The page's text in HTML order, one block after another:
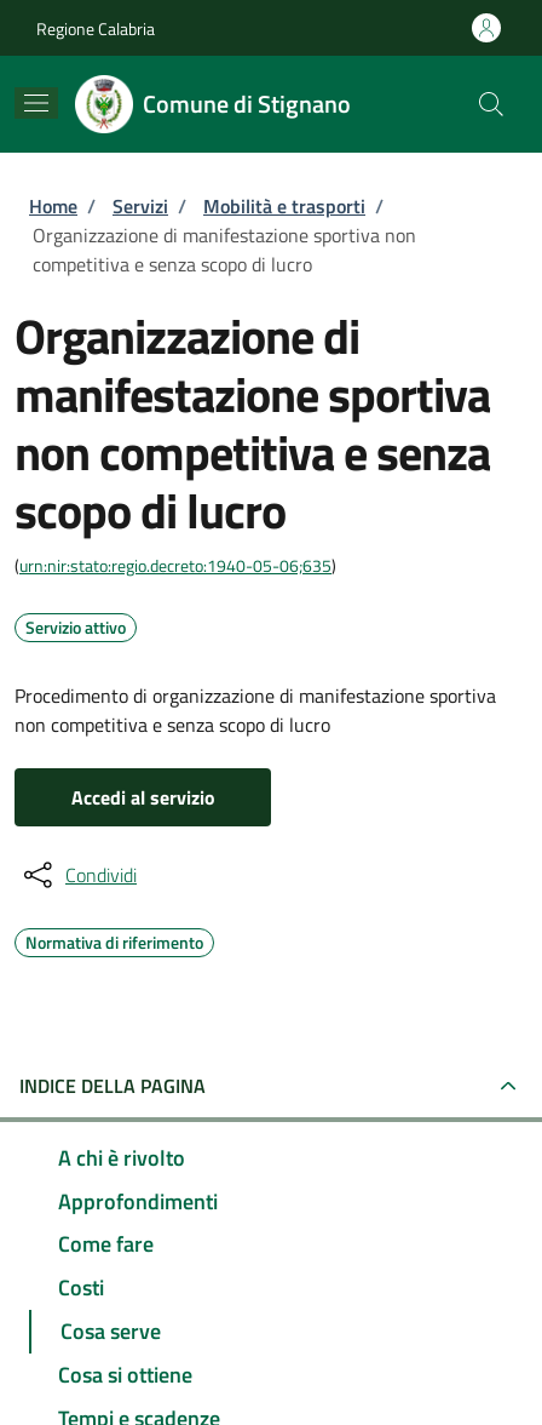
Regione Calabria
Comune di Stignano
Briciole di pane
Home / Servizi / Mobilità e trasporti /
Organizzazione di manifestazione sportiva non
competitiva e senza scopo di lucro
Organizzazione di
manifestazione sportiva
non competitiva e senza
scopo di lucro
(urn:nir:stato:regio.decreto:1940-05-06;635)
Servizio attivo
Procedimento di organizzazione di manifestazione sportiva
non competitiva e senza scopo di lucro
Accedi al servizio
Condividi
Normativa di riferimento
INDICE DELLA PAGINA
A chi è rivolto
Approfondimenti
Come fare
Costi
Cosa serve
Cosa si ottiene
Tempi e scadenze